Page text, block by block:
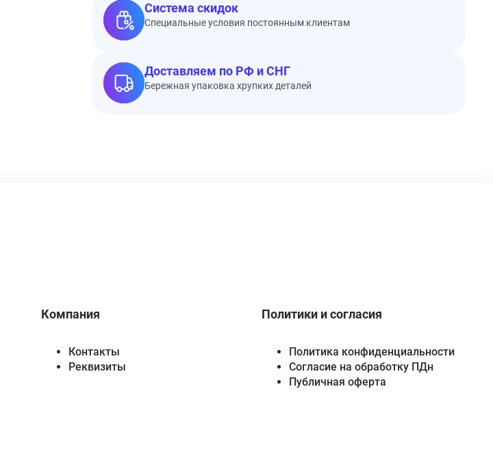
Система скидок
Специальные условия постоянным клиентам
Доставляем по РФ и СНГ
Бережная упаковка хрупких деталей
Компания
Контакты
Реквизиты
Политики и согласия
Политика конфиденциальности
Согласие на обработку ПДн
Публичная оферта